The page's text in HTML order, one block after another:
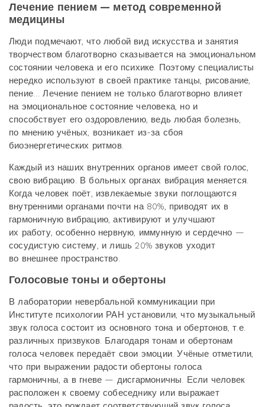
Лечение пением — метод современной
медицины
Люди подмечают, что любой вид искусства и занятия
творчеством благотворно сказывается на эмоциональном
состоянии человека и его психике. Поэтому специалисты
нередко используют в своей практике танцы, рисование,
пение… Лечение пением не только благотворно влияет
на эмоциональное состояние человека, но и
способствует его оздоровлению, ведь любая болезнь,
по мнению учёных, возникает из-за сбоя
биоэнергетических ритмов.
Каждый из наших внутренних органов имеет свой голос,
свою вибрацию. В больных органах вибрация меняется.
Когда человек поёт, извлекаемые звуки поглощаются
внутренними органами почти на 80%, приводят их в
гармоничную вибрацию, активируют и улучшают
их работу, особенно нервную, иммунную и сердечно —
сосудистую систему, и лишь 20% звуков уходит
во внешнее пространство.
Голосовые тоны и обертоны
В лаборатории невербальной коммуникации при
Институте психологии РАН установили, что музыкальный
звук голоса состоит из основного тона и обертонов, т.е.
различных призвуков. Благодаря тонам и обертонам
голоса человек передаёт свои эмоции. Учёные отметили,
что при выражении радости обертоны голоса
гармоничны, а в гневе — дисгармоничны. Если человек
расположен к своему собеседнику или выражает